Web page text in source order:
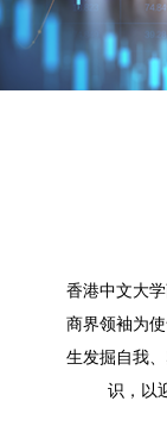
香港中文大
商界领袖为
生发掘自我
识，以